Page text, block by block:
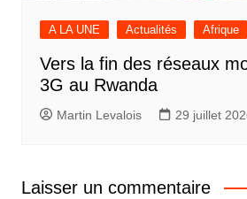
A LA UNE Actualités Afrique
Vers la fin des réseaux
3G au Rwanda
Martin Levalois 29 juillet
Laisser un commentaire